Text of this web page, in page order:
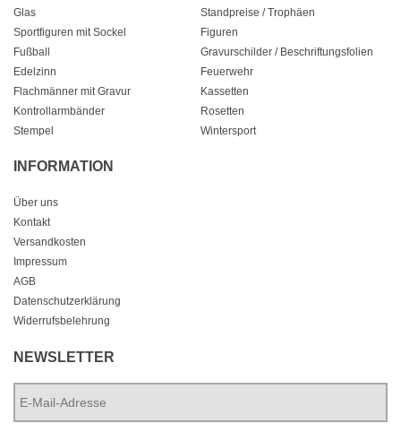
Glas
Standpreise / Trophäen
Sportfiguren mit Sockel
Figuren
Fußball
Gravurschilder / Beschriftungsfolien
Edelzinn
Feuerwehr
Flachmänner mit Gravur
Kassetten
Kontrollarmbänder
Rosetten
Stempel
Wintersport
INFORMATION
Über uns
Kontakt
Versandkosten
Impressum
AGB
Datenschutzerklärung
Widerrufsbelehrung
NEWSLETTER
Mail-
Adresse *